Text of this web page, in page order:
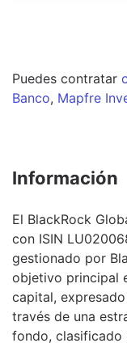
Puedes contratar
Banco, Mapfre
Información
El BlackRock
con ISIN
gestionado por
objetivo principal
capital,
través de una
fondo, clasificado